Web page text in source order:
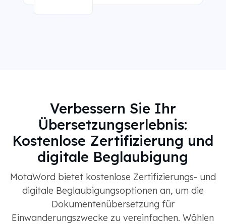
Verbessern Sie Ihr
Übersetzungserlebnis:
Kostenlose Zertifizierung und
digitale Beglaubigung
MotaWord bietet kostenlose Zertifizierungs- und
digitale Beglaubigungsoptionen an, um die
Dokumentenübersetzung für
Einwanderungszwecke zu vereinfachen. Wählen